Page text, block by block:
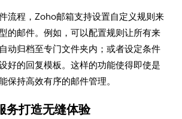
流程，Zoho邮箱支持设置自定义规则来
的邮件。例如，可以配置规则让所有来
动归档至专门文件夹内；或者设定条件
好的回复模板。这样的功能使得即使是
保持高效有序的邮件管理。
务打造无缝体验